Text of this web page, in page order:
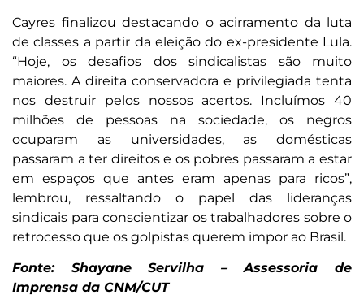
Cayres finalizou destacando o acirramento da luta
de classes a partir da eleição do ex-presidente Lula.
“Hoje, os desafios dos sindicalistas são muito
maiores. A direita conservadora e privilegiada tenta
nos destruir pelos nossos acertos. Incluímos 40
milhões de pessoas na sociedade, os negros
ocuparam as universidades, as domésticas
passaram a ter direitos e os pobres passaram a estar
em espaços que antes eram apenas para ricos”,
lembrou, ressaltando o papel das lideranças
sindicais para conscientizar os trabalhadores sobre o
retrocesso que os golpistas querem impor ao Brasil.
Fonte: Shayane Servilha – Assessoria de
Imprensa da CNM/CUT